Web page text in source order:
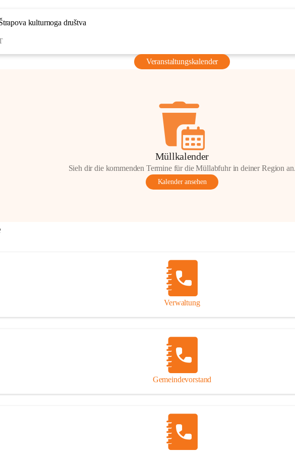
kulturnoga društva
Veranstaltungskalender
Müllkalender
Sieh dir die kommenden Termine für die Müllabfuhr in deiner Region an.
Kalender ansehen
Verwaltung
Gemeindevorstand